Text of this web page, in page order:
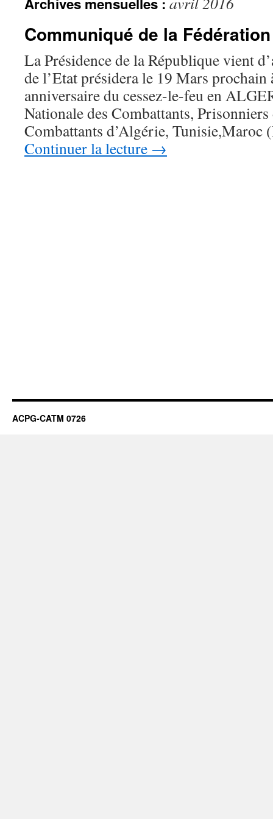
Communiqué de la
La Présidence de la République vient
de l’Etat présidera le 19 Mars
anniversaire du cessez-le-feu en
Nationale des Combattants,
Combattants d’Algérie,
Continuer la lecture →
ACPG-CATM 0726